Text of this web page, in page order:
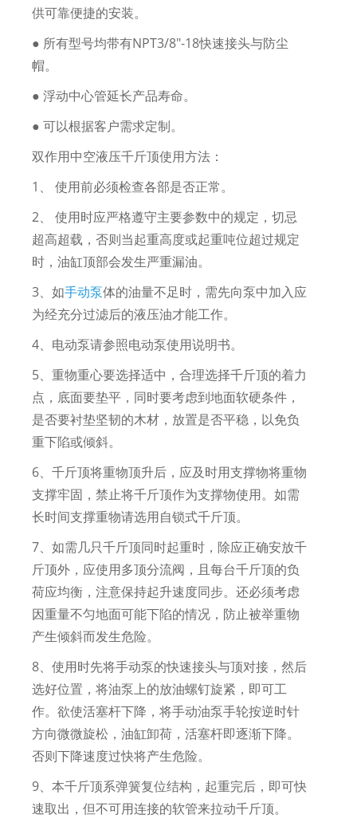
供可靠便捷的安装。
● 所有型号均带有NPT3/8"-18快速接头与防尘
帽。
● 浮动中心管延长产品寿命。
● 可以根据客户需求定制。
双作用中空液压千斤顶使用方法：
1、 使用前必须检查各部是否正常。
2、 使用时应严格遵守主要参数中的规定，切忌
超高超载，否则当起重高度或起重吨位超过规定
时，油缸顶部会发生严重漏油。
3、如手动泵体的油量不足时，需先向泵中加入应
为经充分过滤后的液压油才能工作。
4、电动泵请参照电动泵使用说明书。
5、重物重心要选择适中，合理选择千斤顶的着力
点，底面要垫平，同时要考虑到地面软硬条件，
是否要衬垫坚韧的木材，放置是否平稳，以免负
重下陷或倾斜。
6、千斤顶将重物顶升后，应及时用支撑物将重物
支撑牢固，禁止将千斤顶作为支撑物使用。如需
长时间支撑重物请选用自锁式千斤顶。
7、如需几只千斤顶同时起重时，除应正确安放千
斤顶外，应使用多顶分流阀，且每台千斤顶的负
荷应均衡，注意保持起升速度同步。还必须考虑
因重量不匀地面可能下陷的情况，防止被举重物
产生倾斜而发生危险。
8、使用时先将手动泵的快速接头与顶对接，然后
选好位置，将油泵上的放油螺钉旋紧，即可工
作。欲使活塞杆下降，将手动油泵手轮按逆时针
方向微微旋松，油缸卸荷，活塞杆即逐渐下降。
否则下降速度过快将产生危险。
9、本千斤顶系弹簧复位结构，起重完后，即可快
速取出，但不可用连接的软管来拉动千斤顶。